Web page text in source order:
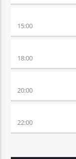
15:00
18:00
20:00
22:00